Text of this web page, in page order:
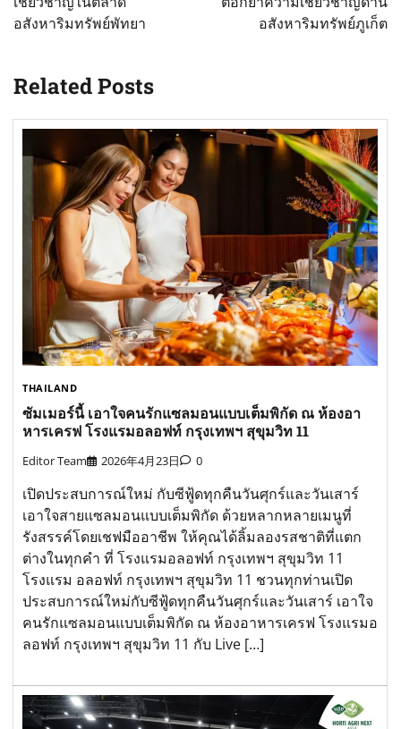
อสังหาริมทรัพย์พัทยา
อสังหาริมทรัพย์ภูเก็ต
Related Posts
THAILAND
ซัมเมอร์นี้ เอาใจคนรักแซลมอนแบบเต็มพิกัด ณ ห้องอา
หารเครฟ โรงแรมอลอฟท์ กรุงเทพฯ สุขุมวิท 11
Editor Team 2026年4月23日 0
เปิดประสบการณ์ใหม่ กับซีฟู้ดทุกคืนวันศุกร์และวันเสาร์
เอาใจสายแซลมอนแบบเต็มพิกัด ด้วยหลากหลายเมนูที่
รังสรรค์โดยเชฟมืออาชีพ ให้คุณได้ลิ้มลองรสชาติที่แตก
ต่างในทุกคำ ที่ โรงแรมอลอฟท์ กรุงเทพฯ สุขุมวิท 11
โรงแรม อลอฟท์ กรุงเทพฯ สุขุมวิท 11 ชวนทุกท่านเปิด
ประสบการณ์ใหม่กับซีฟู้ดทุกคืนวันศุกร์และวันเสาร์ เอาใจ
คนรักแซลมอนแบบเต็มพิกัด ณ ห้องอาหารเครฟ โรงแรมอ
ลอฟท์ กรุงเทพฯ สุขุมวิท 11 กับ Live […]